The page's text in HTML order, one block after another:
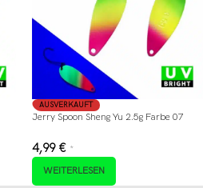
AUSVERKAUFT
Jerry Spoon Sheng Yu 2.5g Farbe 07
4,99 € *
WEITERLESEN